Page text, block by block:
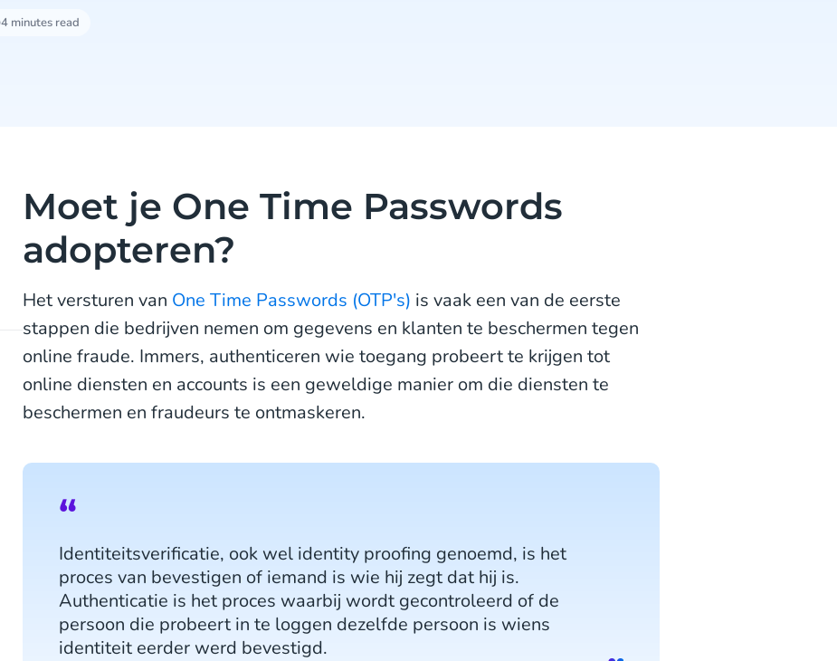
4 minutes read
Moet je One Time Passwords
adopteren?
Het versturen van One Time Passwords (OTP's) is vaak een van de eerste
stappen die bedrijven nemen om gegevens en klanten te beschermen tegen
online fraude. Immers, authenticeren wie toegang probeert te krijgen tot
online diensten en accounts is een geweldige manier om die diensten te
beschermen en fraudeurs te ontmaskeren.
Identiteitsverificatie, ook wel identity proofing genoemd, is het
proces van bevestigen of iemand is wie hij zegt dat hij is.
Authenticatie is het proces waarbij wordt gecontroleerd of de
persoon die probeert in te loggen dezelfde persoon is wiens
identiteit eerder werd bevestigd.